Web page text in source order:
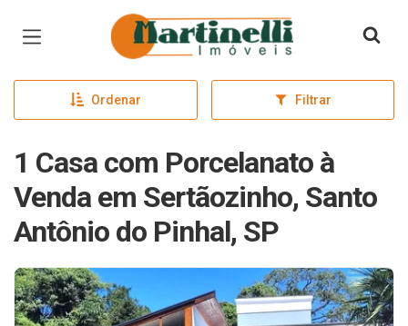
Página inicial
Ordenar Filtrar
1 Casa com Porcelanato à
Venda em Sertãozinho, Santo
Antônio do Pinhal, SP